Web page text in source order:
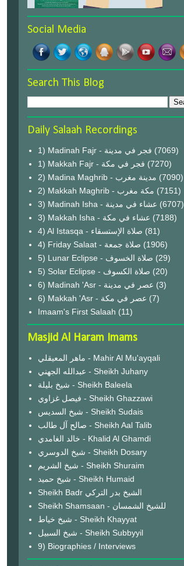
Social Media
Search This Blog
Daily Salaah Recordings
1) Madinah Fajr - فجر في مدينة (7069)
1) Makkah Fajr - فجر في مكة (7270)
2) Madina Maghrib - مدينة مغرب (7090)
2) Makkah Maghrib - مكة مغرب (7151)
3) Madinah Isha - عشاء في مدينة (6707)
3) Makkah Isha - عشاء في مكة (7188)
4) Al Istasqa - صلاة الإستسقاء (81)
4) Friday Salaat - صلاة جمعة (1906)
5) Lunar Eclipse - صلاة الخسوف (29)
(20)
6) Madinah 'Asr - عصر في مدينة (3)
6) Makkah 'Asr - عصر في مكة (7)
Imaam's First Salaah (11)
Masjid Al Haram Imams
ماهر المعيقلي - Mahir Al Mu'ayqali
عبدالله الجهني - Sheikh Juhany
شيخ بليلة - Sheikh Baleela
فيصل غزاوي - Sheikh Ghazzawi
شيخ السديس - Sheikh Sudais
صالح آل طالب - Sheikh Aal Talib
خالد الغامدي - Khalid Al Ghamdi
شيخ الدوسري - Sheikh Dosary
شيخ الشريم - Sheikh Shuraim
شيخ حميد - Sheikh Humaid
Sheikh Badr الشيخ بدر التركي
Sheikh Shamsaan - للشيخ الشمسان
شيخ خياط - Sheikh Khayyat
شيخ السبيل - Sheikh Subbyyil
9) Biographies / Interviews